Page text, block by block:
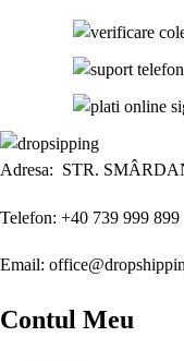
Adresa: STR.
Telefon: +40 739 999 899
Email:
Contul Meu